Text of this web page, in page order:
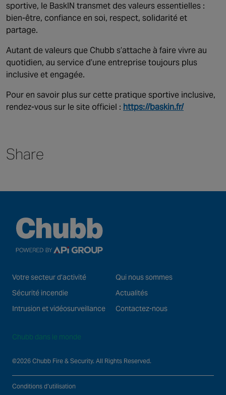
sportive, le BaskIN transmet des valeurs essentielles :
bien‑être, confiance en soi, respect, solidarité et
partage.
Autant de valeurs que Chubb s’attache à faire vivre au
quotidien, au service d’une entreprise toujours plus
inclusive et engagée.
Pour en savoir plus sur cette pratique sportive inclusive,
rendez-vous sur le site officiel : https://baskin.fr/
Share
Votre secteur d’activité
Sécurité incendie
Intrusion et vidéosurveillance
Qui nous sommes
Actualités
Contactez-nous
Chubb dans le monde
©2026 Chubb Fire & Security. All Rights Reserved.
Conditions d’utilisation